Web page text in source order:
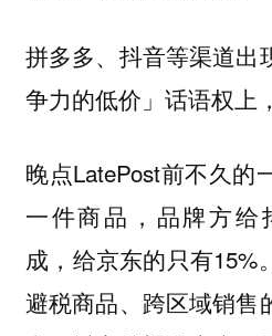
拼多多、抖音等渠道出
争力的低价」话语权上
晚点LatePost前不久的
一件商品，品牌方给
成，给京东的只有15%
避税商品、跨区域销售